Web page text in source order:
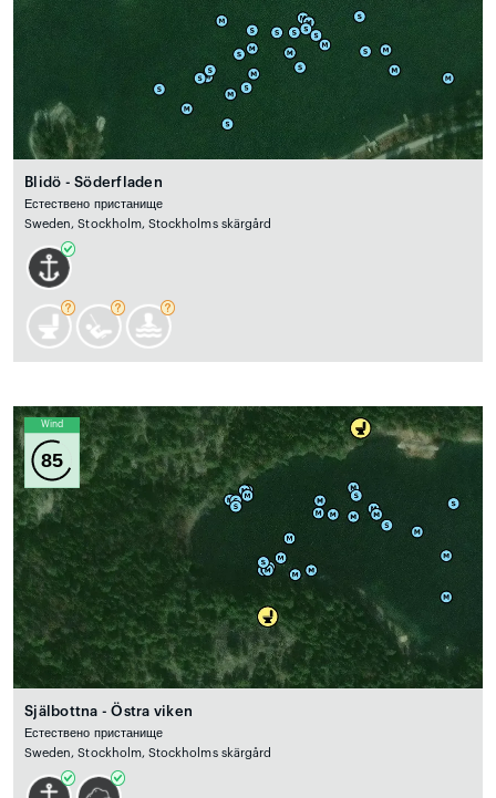
Blidö - Söderfladen
Естествено пристанище
Sweden, Stockholm, Stockholms skärgård
Wind
85
Själbottna - Östra viken
Естествено пристанище
Sweden, Stockholm, Stockholms skärgård